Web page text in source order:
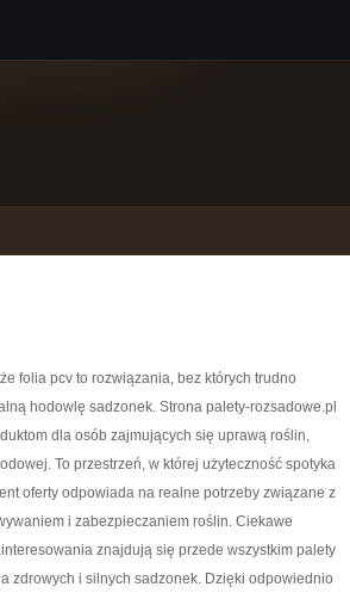
folia pcv to rozwiązania, bez których trudno
hodowlę sadzonek. Strona palety-rozsadowe.pl
dla osób zajmujących się uprawą roślin,
To przestrzeń, w której użyteczność spotyka
oferty odpowiada na realne potrzeby związane z
i zabezpieczaniem roślin. Ciekawe
znajdują się przede wszystkim palety
zdrowych i silnych sadzonek. Dzięki odpowiednio